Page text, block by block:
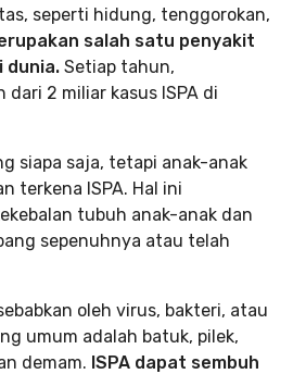
seperti hidung, tenggorokan,
salah satu penyakit
dunia. Setiap tahun,
dari 2 miliar kasus ISPA di
siapa saja, tetapi anak-anak
terkena ISPA. Hal ini
tubuh anak-anak dan
sepenuhnya atau telah
oleh virus, bakteri, atau
umum adalah batuk, pilek,
demam. ISPA dapat sembuh